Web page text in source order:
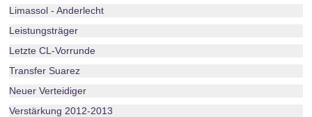
Limassol - Anderlecht
Leistungsträger
Letzte CL-Vorrunde
Transfer Suarez
Neuer Verteidiger
Verstärkung 2012-2013